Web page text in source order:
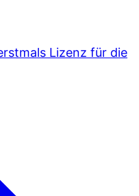
Lizenz für die